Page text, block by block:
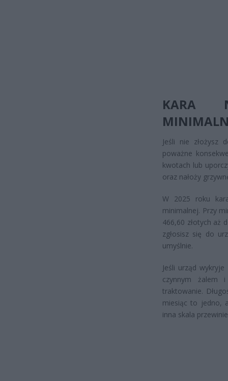
KARA
Jeśli nie złożysz
poważne
kwotach lub
oraz nałoży
W 2025 roku
minimalnej. Przy
466,60 złotych aż
zgłosisz się do
umyślnie.
Jeśli urząd
czynnym żalem i
traktowanie.
miesiąc to jedno,
inna skala